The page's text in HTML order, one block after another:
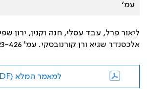
עמ׳
ליאור פרל, עבד עסלי, חנה וקנין, ירון
אלכסנדר שגיא ורן קורנובסקי. עמ' 423-426
למאמר המלא (PDF)